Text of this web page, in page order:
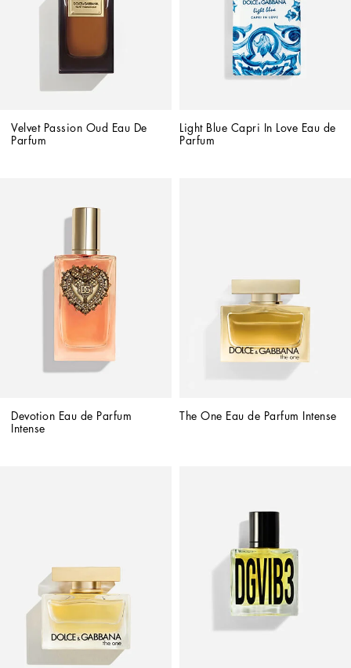
Velvet Passion Oud Eau De
Parfum
Light Blue Capri In Love Eau de
Parfum
Devotion Eau de Parfum
Intense
The One Eau de Parfum Intense